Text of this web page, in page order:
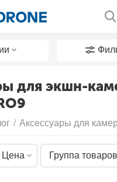
для экшн-
/ Аксессуары для
Цена Группа товаров